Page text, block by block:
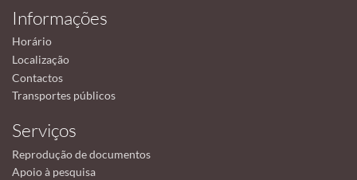
Informações
Horário
Localização
Contactos
Transportes públicos
Serviços
Reprodução de documentos
Apoio à pesquisa